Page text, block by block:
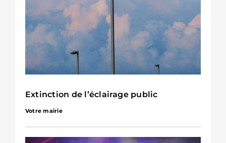
Extinction de l’éclairage public
Votre mairie